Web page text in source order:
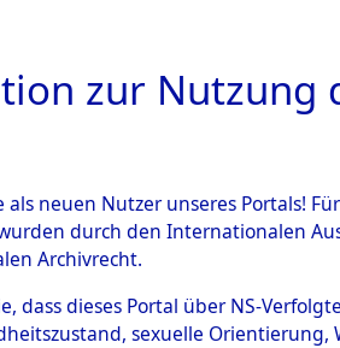
HOME
Bayern→
zur Nutzung
als neuen Nutzer unseres Portals!
durch den Internationalen
Archivrecht.
dass dieses Portal über NS-
sexuelle